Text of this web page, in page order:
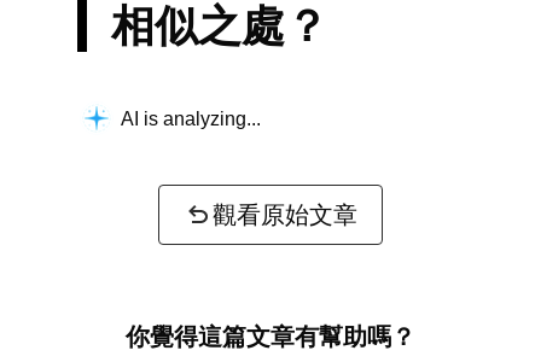
相似之處？
AI is analyzing...
觀看原始文章
你覺得這篇文章有幫助嗎？